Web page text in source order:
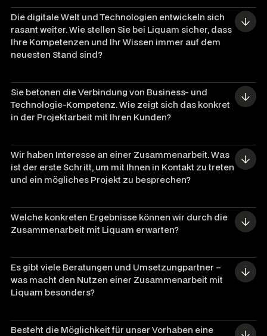
Die digitale Welt und Technologien entwickeln sich
rasant weiter. Wie stellen Sie bei Liquam sicher, dass
Ihre Kompetenzen und Ihr Wissen immer auf dem
neuesten Stand sind?
Sie betonen die Verbindung von Business- und
Technologie-Kompetenz. Wie zeigt sich das konkret
Wir haben Interesse an einer Zusammenarbeit. Was
ist der erste Schritt, um mit Ihnen in Kontakt zu treten
und ein mögliches Projekt zu besprechen?
Welche konkreten Ergebnisse können wir durch die
Zusammenarbeit mit Liquam erwarten?
Es gibt viele Beratungen und Umsetzungpartner –
was macht den Nutzen einer Zusammenarbeit mit
Liquam besonders?
Besteht die Möglichkeit für unser Vorhaben eine